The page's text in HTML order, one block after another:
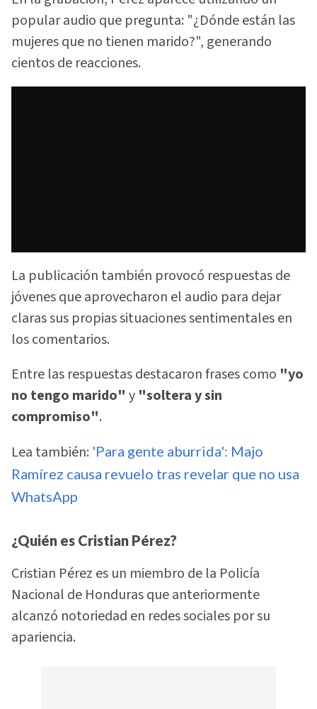
popular audio que pregunta: "¿Dónde están las
mujeres que no tienen marido?", generando
cientos de reacciones.
La publicación también provocó respuestas de
jóvenes que aprovecharon el audio para dejar
claras sus propias situaciones sentimentales en
los comentarios.
Entre las respuestas destacaron frases como "yo
no tengo marido" y "soltera y sin
compromiso".
Lea también: 'Para gente aburrida': Majo
Ramírez causa revuelo tras revelar que no usa
WhatsApp
¿Quién es Cristian Pérez?
Cristian Pérez es un miembro de la Policía
Nacional de Honduras que anteriormente
alcanzó notoriedad en redes sociales por su
apariencia.